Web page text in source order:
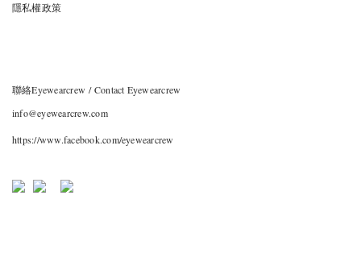
隱私權政策
聯絡Eyewearcrew / Contact Eyewearcrew
info@eyewearcrew.com
https://www.facebook.com/eyewearcrew